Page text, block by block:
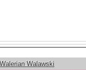
Walawski